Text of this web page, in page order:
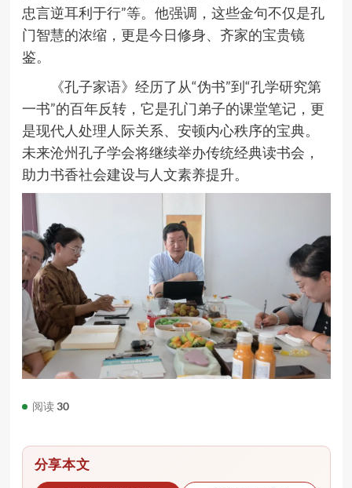
忠言逆耳利于行”等。他强调，这些金句不仅是孔
门智慧的浓缩，更是今日修身、齐家的宝贵镜
鉴。
《孔子家语》经历了从“伪书”到“孔学研究第
一书”的百年反转，它是孔门弟子的课堂笔记，更
是现代人处理人际关系、安顿内心秩序的宝典。
未来沧州孔子学会将继续举办传统经典读书会，
助力书香社会建设与人文素养提升。
阅读30
分享本文